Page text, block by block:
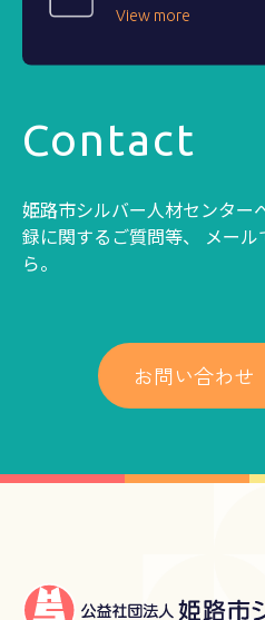
View more
Contact
姫路市シルバー人材センター
録に関するご質問等、
メー
ら。
お問い合わせ